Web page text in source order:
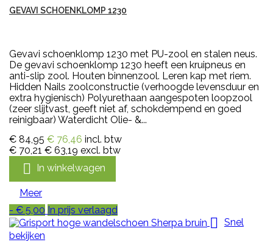
GEVAVI SCHOENKLOMP 1230
Gevavi schoenklomp 1230 met PU-zool en stalen neus.
De gevavi schoenklomp 1230 heeft een kruipneus en
anti-slip zool. Houten binnenzool. Leren kap met riem.
Hidden Nails zoolconstructie (verhoogde levensduur en
extra hygienisch) Polyurethaan aangespoten loopzool
(zeer slijtvast, geeft niet af, schokdempend en goed
reinigbaar) Waterdicht Olie- &...
€ 84,95 € 76,46 incl. btw
€ 70,21 € 63,19 excl. btw
 In winkelwagen
Meer
- € 5,00 In prijs verlaagd
 Snel
bekijken